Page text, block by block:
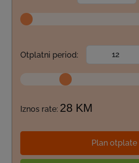
Otplatni period:
Iznos rate: 28 KM
Plan otplate